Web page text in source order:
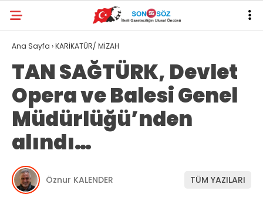
Ana Sayfa ›KARİKATÜR/ MİZAH
TAN SAĞTÜRK, Devlet
Opera ve Balesi Genel
Müdürlüğü’nden
alındı…
Öznur KALENDER TÜM YAZILARI